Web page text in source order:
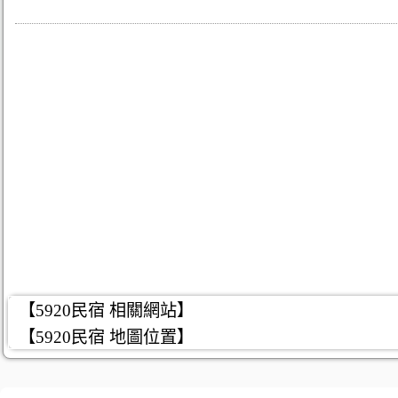
【5920民宿 相關網站】
【5920民宿 地圖位置】